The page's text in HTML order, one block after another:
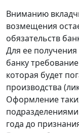
Вниманию
возмещения
обязательств
Для ее
банку
которая будет
производства
Оформление
подразделениями
года до